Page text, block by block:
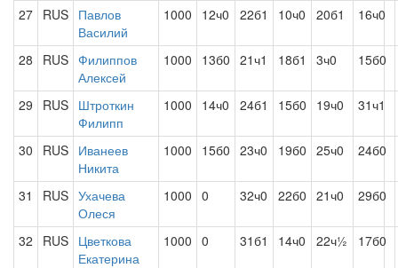
27 RUS Павлов
Василий
1000 12ч0 22б1 10ч0 20б1 16ч0
28 RUS Филиппов
Алексей
1000 13б0 21ч1 18б1 3ч0 15б0
29 RUS Штроткин
Филипп
1000 14ч0 24б1 15б0 19ч0 31ч1
30 RUS Иванеев
Никита
1000 15б0 23ч0 19б0 25ч0 24б0
31 RUS Ухачева
Олеся
1000 0 32ч0 22б0 21ч0 29б0
32 RUS Цветкова
Екатерина
1000 0 31б1 14ч0 22ч½ 17б0